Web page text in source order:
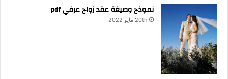
نموذج وصيغة عقد زواج عرفي pdf
20th مايو 2022